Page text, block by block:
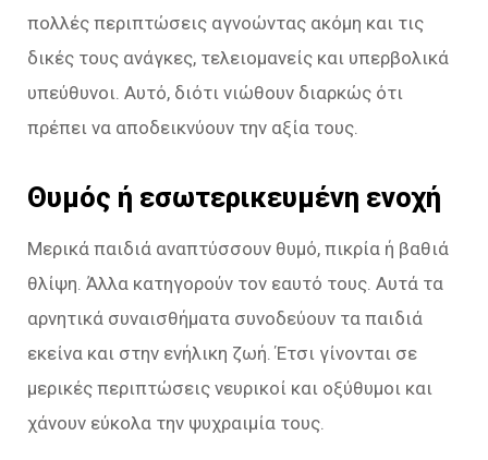
πολλές περιπτώσεις αγνοώντας ακόμη και τις
δικές τους ανάγκες, τελειομανείς και υπερβολικά
υπεύθυνοι. Αυτό, διότι νιώθουν διαρκώς ότι
πρέπει να αποδεικνύουν την αξία τους.
Θυμός ή εσωτερικευμένη ενοχή
Μερικά παιδιά αναπτύσσουν θυμό, πικρία ή βαθιά
θλίψη. Άλλα κατηγορούν τον εαυτό τους. Αυτά τα
αρνητικά συναισθήματα συνοδεύουν τα παιδιά
εκείνα και στην ενήλικη ζωή. Έτσι γίνονται σε
μερικές περιπτώσεις νευρικοί και οξύθυμοι και
χάνουν εύκολα την ψυχραιμία τους.